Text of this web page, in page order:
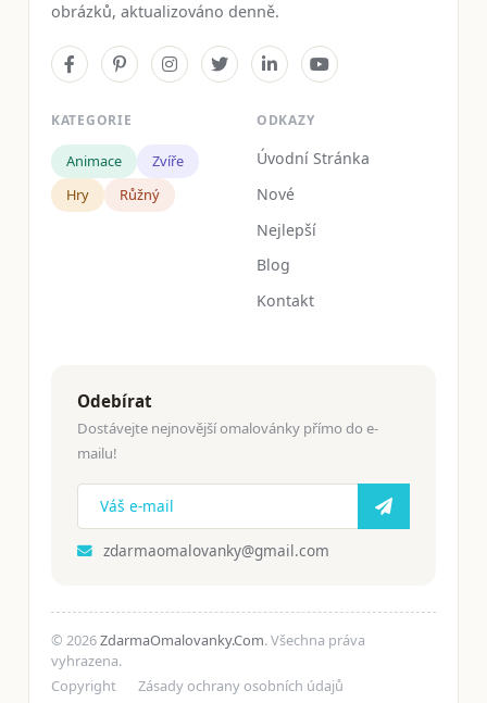
obrázků, aktualizováno denně.
KATEGORIE
Animace
Zvíře
Hry
Růžný
ODKAZY
Úvodní Stránka
Nové
Nejlepší
Blog
Kontakt
Odebírat
Dostávejte nejnovější omalovánky přímo do e-
mailu!
zdarmaomalovanky@gmail.com
© 2026ZdarmaOmalovanky.Com. Všechna práva
vyhrazena.
Copyright
Zásady ochrany osobních údajů